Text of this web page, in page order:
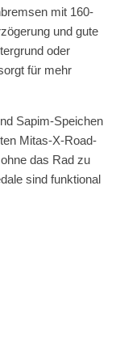
mit 160-
und gute
oder
für mehr
Sapim-Speichen
Mitas-X-Road-
das Rad zu
sind funktional